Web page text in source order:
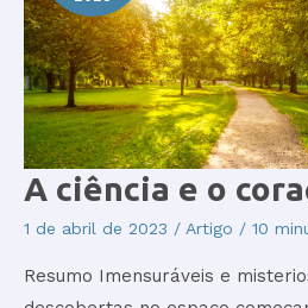
A ciência e o
1 de abril de 2023 / Artigo / 10
Resumo Imensuráveis e
ciência
o